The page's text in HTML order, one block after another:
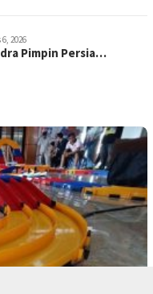
2026
Pimpin Persia…